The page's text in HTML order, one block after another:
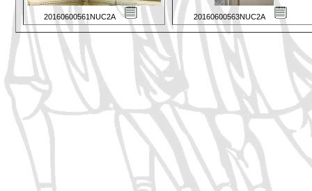
20160600561NUC2A 20160600563NUC2A